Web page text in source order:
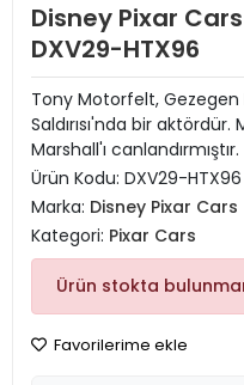
Disney Pixar
DXV29-HTX96
Tony Motorfelt, Gezegen
Saldırısı'nda bir
Marshall'ı canlandırmıştır.
Ürün Kodu: DXV29-HTX96
Marka: Disney Pixar Cars
Kategori: Pixar Cars
Ürün stokta
Favorilerime ekle